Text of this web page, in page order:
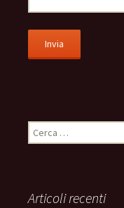
Ricerca
per:
Articoli recenti